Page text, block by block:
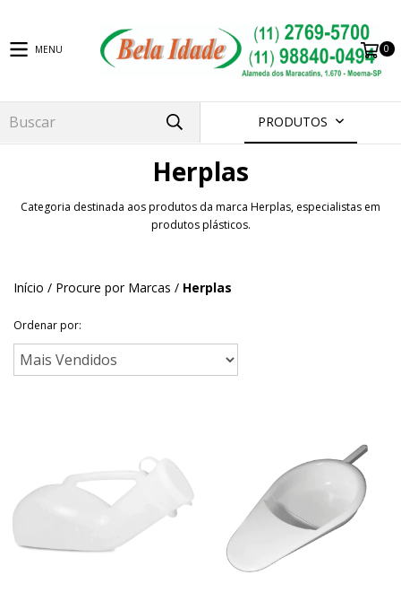
MENU 0
PRODUTOS
Herplas
Categoria destinada aos produtos da marca Herplas, especialistas em
produtos plásticos.
Início / Procure por Marcas / Herplas
Ordenar por: